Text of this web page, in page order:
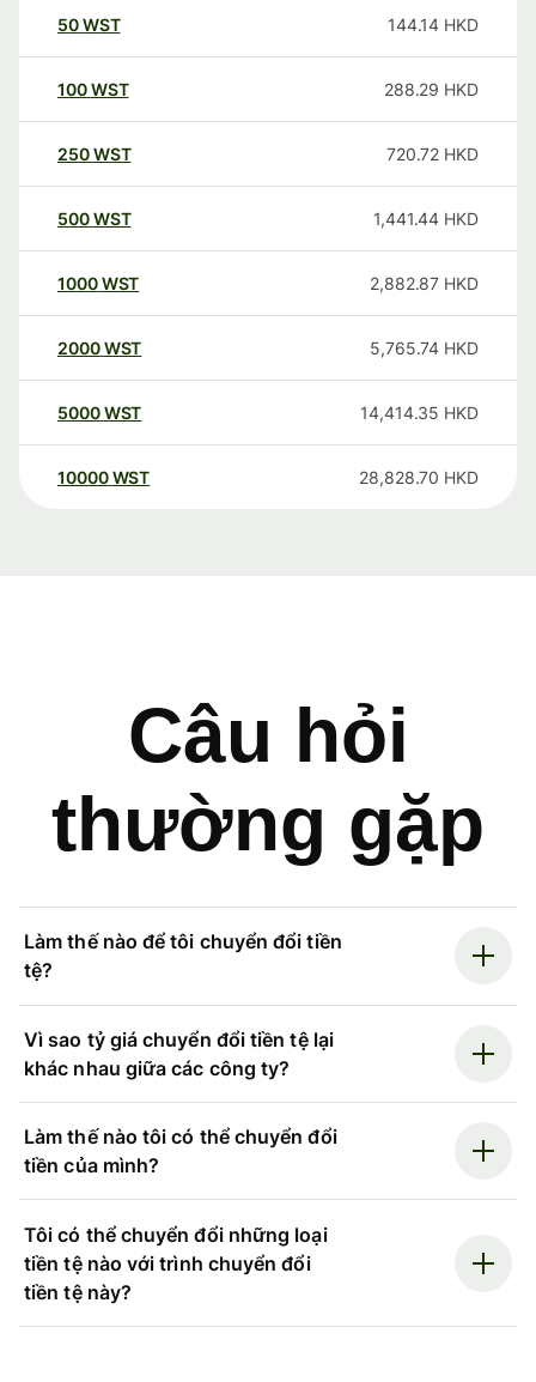
50WST 144.14 HKD
100WST 288.29 HKD
250WST 720.72 HKD
500WST 1,441.44 HKD
1000WST 2,882.87 HKD
2000WST 5,765.74 HKD
5000WST 14,414.35 HKD
10000 WST 28,828.70 HKD
Câu hỏi
thường gặp
Làm thế nào để tôi chuyển đổi tiền
tệ?
Vì sao tỷ giá chuyển đổi tiền tệ lại
khác nhau giữa các công ty?
Làm thế nào tôi có thể chuyển đổi
tiền của mình?
Tôi có thể chuyển đổi những loại
tiền tệ nào với trình chuyển đổi
tiền tệ này?